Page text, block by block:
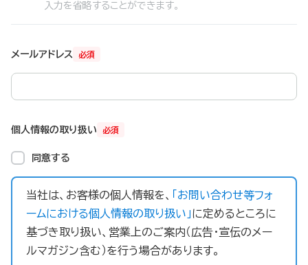
入力を省略することができます。
必須
メールアドレス
必須
個人情報の取り扱い
同意する
当社は、お客様の個人情報を、
「お問い合わせ等フォ
ームにおける個人情報の取り扱い」に定めるところに
基づき取り扱い、営業上のご案内（広告・宣伝のメー
ルマガジン含む）を行う場合があります。